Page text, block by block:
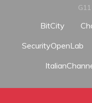
BitCity
SecurityOpenLab